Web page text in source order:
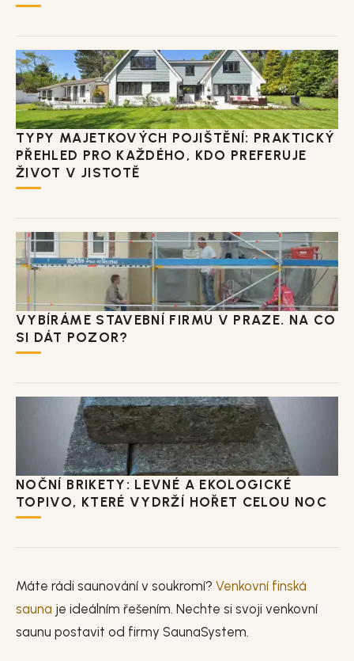
TYPY MAJETKOVÝCH POJIŠTĚNÍ: PRAKTICKÝ
PŘEHLED PRO KAŽDÉHO, KDO PREFERUJE
ŽIVOT V JISTOTĚ
VYBÍRÁME STAVEBNÍ FIRMU V PRAZE. NA CO
SI DÁT POZOR?
NOČNÍ BRIKETY: LEVNÉ A EKOLOGICKÉ
TOPIVO, KTERÉ VYDRŽÍ HOŘET CELOU NOC
Máte rádi saunování v soukromí? Venkovní finská
sauna je ideálním řešením. Nechte si svoji venkovní
saunu postavit od firmy SaunaSystem.